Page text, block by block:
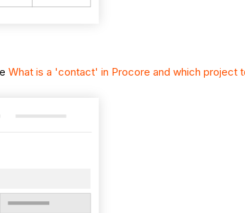
What is a 'contact' in Procore and which project